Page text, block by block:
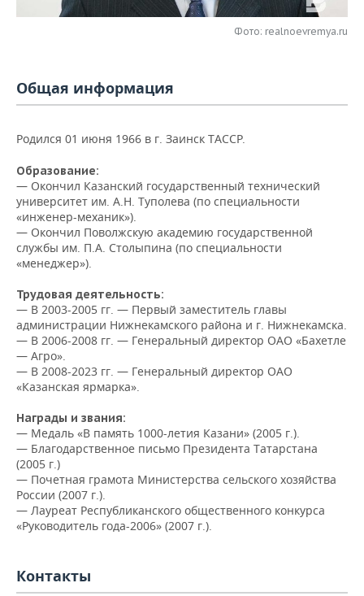
НЕФТЕХИМИЯ
ОПК
УСЛУГИ
МЕДИА
ТЕЛЕКОММУНИКАЦИИ
ВЫЕЗДНАЯ РЕДАКЦИЯ
БИЗНЕС-БРАНЧИ
ONLINE-КОНФЕРЕНЦИИ
ОТКРЫТАЯ ЛЕКЦИЯ
НОВОСТИ СПОРТА
ФУТБОЛ
ХОККЕЙ
БАСКЕТБОЛ
ВОЛЕЙБОЛ
КИБЕРСПОРТ
ФИГУРНОЕ КАТАНИЕ
ВОДНЫЕ ВИДЫ СПОРТА
ОБЩЕСТВО
НОВОСТИ ОБЩЕСТВА
ВЛАСТЬ
ИНФРАСТРУКТУРА
ИСТОРИЯ
КУЛЬТУРА
МЕДИЦИНА
ОБРАЗОВАНИЕ
ФОТОГАЛЕРЕЯ
СЮЖЕТЫ
СПРАВОЧНИК
СПИСОК ПЕРСОН
СПИСОК КОМПАНИЙ
ПОЛНАЯ ВЕРСИЯ
Фото: realnoevremya.ru
Общая информация
Родился 01 июня 1966 в г. Заинск ТАССР.
Образование:
— Окончил Казанский государственный технический
университет им. А.Н. Туполева (по специальности
«инженер-механик»).
— Окончил Поволжскую академию государственной
службы им. П.А. Столыпина (по специальности
«менеджер»).
Трудовая деятельность:
— В 2003-2005 гг. — Первый заместитель главы
администрации Нижнекамского района и г. Нижнекамска.
— В 2006-2008 гг. — Генеральный директор ОАО «Бахетле
— Агро».
— В 2008-2023 гг. — Генеральный директор ОАО
«Казанская ярмарка».
Награды и звания:
— Медаль «В память 1000-летия Казани» (2005 г.).
— Благодарственное письмо Президента Татарстана
(2005 г.)
— Почетная грамота Министерства сельского хозяйства
России (2007 г.).
— Лауреат Республиканского общественного конкурса
«Руководитель года-2006» (2007 г.).
Контакты